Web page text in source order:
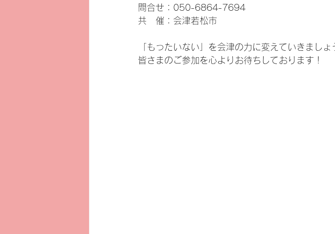
問合せ：050-6864-7694
共　催：会津若松市
「もったいない」を会津の力に変えていきましょ
皆さまのご参加を心よりお待ちしております！